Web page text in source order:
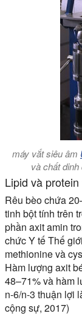
máy vắt siêu âm
và chất
Lipid và
Rêu bèo chứa
tinh bột tính trên
phần axit amin
chức Y tế Thế
methionine và
Hàm lượng axit
48–71% và hàm
n-6/n-3 thuận lợi
cộng sự, 2017)